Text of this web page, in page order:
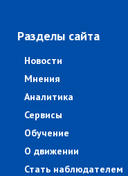
Разделы сайта
Новости
Мнения
Аналитика
Сервисы
Обучение
О движении
Стать наблюдателем